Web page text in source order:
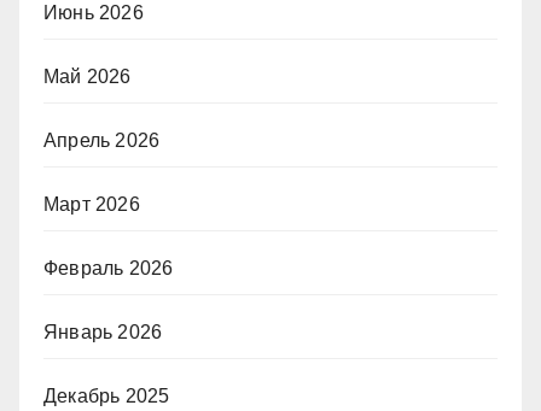
Июнь 2026
Май 2026
Апрель 2026
Март 2026
Февраль 2026
Январь 2026
Декабрь 2025